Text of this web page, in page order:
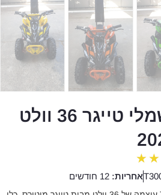
טרקטורון חשמלי טייגר 36 וולט
★
★
אחריות: 12 חודשים